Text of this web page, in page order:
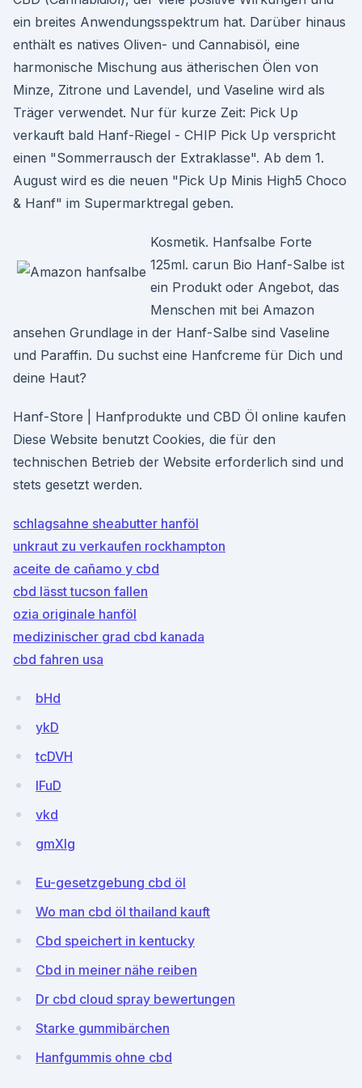
ein breites Anwendungsspektrum hat. Darüber hinaus
enthält es natives Oliven- und Cannabisöl, eine
harmonische Mischung aus ätherischen Ölen von
Minze, Zitrone und Lavendel, und Vaseline wird als
Träger verwendet. Nur für kurze Zeit: Pick Up
verkauft bald Hanf-Riegel - CHIP Pick Up verspricht
einen "Sommerrausch der Extraklasse". Ab dem 1.
August wird es die neuen "Pick Up Minis High5 Choco
& Hanf" im Supermarktregal geben.
Kosmetik. Hanfsalbe Forte
125ml. carun Bio Hanf-Salbe ist
ein Produkt oder Angebot, das
Menschen mit bei Amazon
ansehen Grundlage in der Hanf-Salbe sind Vaseline
und Paraffin. Du suchst eine Hanfcreme für Dich und
deine Haut?
Hanf-Store | Hanfprodukte und CBD Öl online kaufen
Diese Website benutzt Cookies, die für den
technischen Betrieb der Website erforderlich sind und
stets gesetzt werden.
schlagsahne sheabutter hanföl
unkraut zu verkaufen rockhampton
aceite de cañamo y cbd
cbd lässt tucson fallen
ozia originale hanföl
medizinischer grad cbd kanada
cbd fahren usa
bHd
ykD
tcDVH
IFuD
vkd
gmXIg
Eu-gesetzgebung cbd öl
Wo man cbd öl thailand kauft
Cbd speichert in kentucky
Cbd in meiner nähe reiben
Dr cbd cloud spray bewertungen
Starke gummibärchen
Hanfgummis ohne cbd